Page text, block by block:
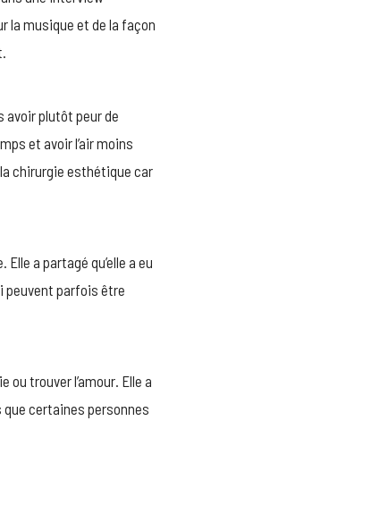
la musique et de la façon
avoir plutôt peur de
et avoir l’air moins
la chirurgie esthétique car
a partagé qu’elle a eu
peuvent parfois être
ou trouver l’amour. Elle a
que certaines personnes